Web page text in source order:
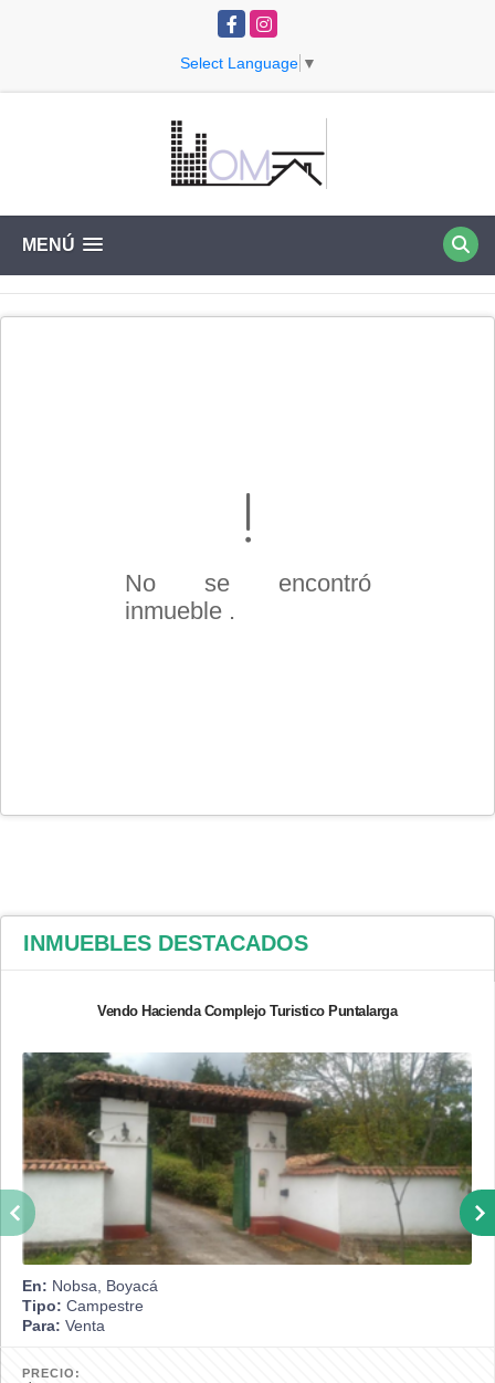
FacebookInstagram
Select Language ▼
MENÚ
No se encontró
inmueble .
INMUEBLES DESTACADOS
Vendo Hacienda Complejo Turistico Puntalarga
En: Nobsa, Boyacá
Tipo: Campestre
Para: Venta
PRECIO: